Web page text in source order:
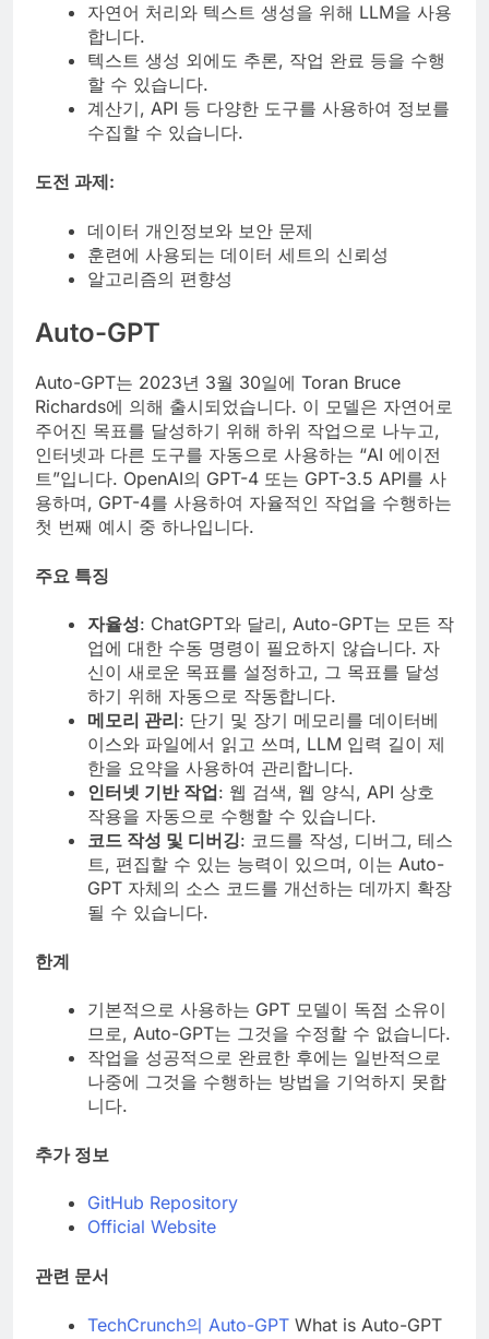
자연어 처리와 텍스트 생성을 위해 LLM을 사용
합니다.
텍스트 생성 외에도 추론, 작업 완료 등을 수행
할 수 있습니다.
계산기, API 등 다양한 도구를 사용하여 정보를
수집할 수 있습니다.
도전 과제:
데이터 개인정보와 보안 문제
훈련에 사용되는 데이터 세트의 신뢰성
알고리즘의 편향성
Auto-GPT
Auto-GPT는 2023년 3월 30일에 Toran Bruce
Richards에 의해 출시되었습니다. 이 모델은 자연어로
주어진 목표를 달성하기 위해 하위 작업으로 나누고,
인터넷과 다른 도구를 자동으로 사용하는 “AI 에이전
트”입니다. OpenAI의 GPT-4 또는 GPT-3.5 API를 사
용하며, GPT-4를 사용하여 자율적인 작업을 수행하는
첫 번째 예시 중 하나입니다.
주요 특징
자율성: ChatGPT와 달리, Auto-GPT는 모든 작
업에 대한 수동 명령이 필요하지 않습니다. 자
신이 새로운 목표를 설정하고, 그 목표를 달성
하기 위해 자동으로 작동합니다.
메모리 관리: 단기 및 장기 메모리를 데이터베
이스와 파일에서 읽고 쓰며, LLM 입력 길이 제
한을 요약을 사용하여 관리합니다.
인터넷 기반 작업: 웹 검색, 웹 양식, API 상호
작용을 자동으로 수행할 수 있습니다.
코드 작성 및 디버깅: 코드를 작성, 디버그, 테스
트, 편집할 수 있는 능력이 있으며, 이는 Auto-
GPT 자체의 소스 코드를 개선하는 데까지 확장
될 수 있습니다.
한계
기본적으로 사용하는 GPT 모델이 독점 소유이
므로, Auto-GPT는 그것을 수정할 수 없습니다.
작업을 성공적으로 완료한 후에는 일반적으로
나중에 그것을 수행하는 방법을 기억하지 못합
니다.
추가 정보
GitHub Repository
Official Website
관련 문서
TechCrunch의 Auto-GPT What is Auto-GPT